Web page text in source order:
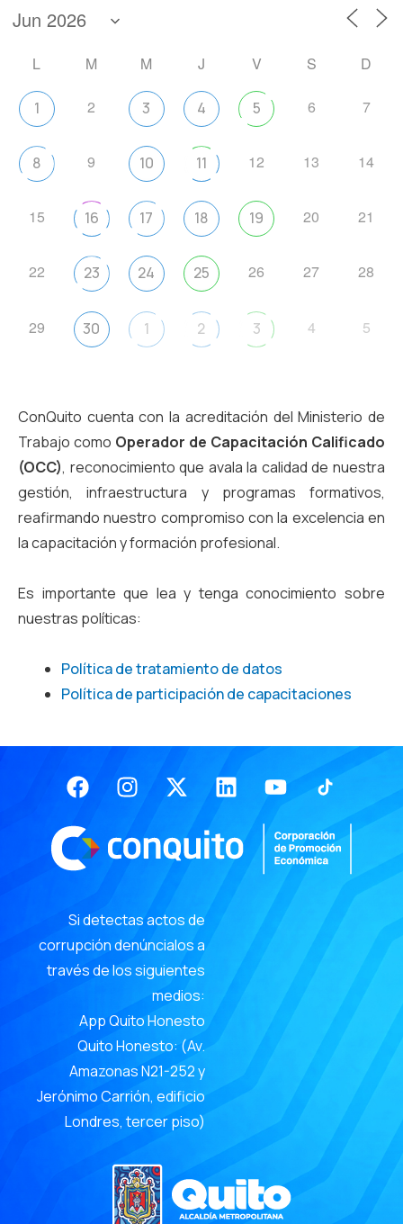
L M M J V S D
1 2 3 4 5 6 7
8 9 10 11 12 13 14
15 16 17 18 19 20 21
22 23 24 25 26 27 28
29 30 1 2 3 4 5
ConQuito cuenta con la acreditación del Ministerio de
Trabajo como Operador de Capacitación Calificado
(OCC), reconocimiento que avala la calidad de nuestra
gestión, infraestructura y programas formativos,
reafirmando nuestro compromiso con la excelencia en
la capacitación y formación profesional.
Es importante que lea y tenga conocimiento sobre
nuestras políticas:
Política de tratamiento de datos
Política de participación de capacitaciones
FacebookInstagram
X-
twitter
LinkedinYoutube
Si detectas actos de
corrupción denúncialos a
través de los siguientes
medios:
App Quito Honesto
Quito Honesto: (Av.
Amazonas N21-252 y
Jerónimo Carrión, edificio
Londres, tercer piso)